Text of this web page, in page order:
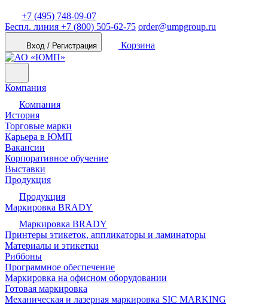
+7 (495) 748-09-07
Беспл. линия +7 (800) 505-62-75 order@umpgroup.ru
Вход / Регистрация Корзина
Компания
Компания
История
Торговые марки
Карьера в ЮМП
Вакансии
Корпоративное обучение
Выставки
Продукция
Продукция
Маркировка BRADY
Маркировка BRADY
Принтеры этикеток, аппликаторы и ламинаторы
Материалы и этикетки
Риббоны
Программное обеспечение
Маркировка на офисном оборудовании
Готовая маркировка
Механическая и лазерная маркировка SIC MARKING